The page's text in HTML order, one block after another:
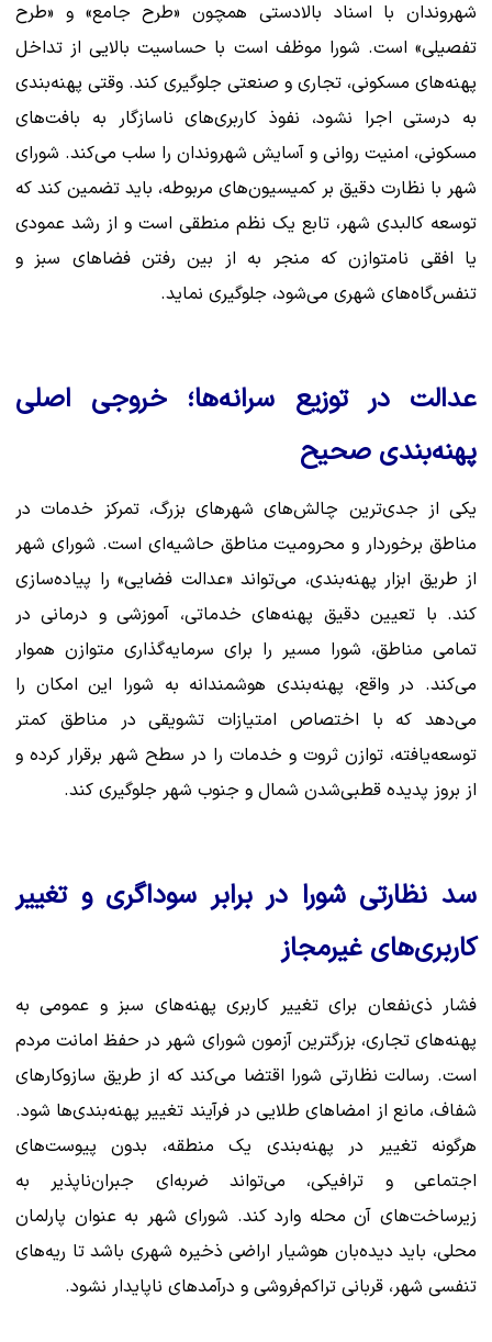
شهروندان با اسناد بالادستی همچون «طرح جامع» و «طرح
تفصیلی» است. شورا موظف است با حساسیت بالایی از تداخل
پهنه‌های مسکونی، تجاری و صنعتی جلوگیری کند. وقتی پهنه‌بندی
به درستی اجرا نشود، نفوذ کاربری‌های ناسازگار به بافت‌های
مسکونی، امنیت روانی و آسایش شهروندان را سلب می‌کند. شورای
شهر با نظارت دقیق بر کمیسیون‌های مربوطه، باید تضمین کند که
توسعه کالبدی شهر، تابع یک نظم منطقی است و از رشد عمودی
یا افقی نامتوازن که منجر به از بین رفتن فضاهای سبز و
تنفس‌‌گاه‌های شهری می‌شود، جلوگیری نماید.
عدالت در توزیع سرانه‌ها؛ خروجی اصلی
پهنه‌بندی صحیح
یکی از جدی‌ترین چالش‌های شهرهای بزرگ، تمرکز خدمات در
مناطق برخوردار و محرومیت مناطق حاشیه‌ای است. شورای شهر
از طریق ابزار پهنه‌بندی، می‌تواند «عدالت فضایی» را پیاده‌سازی
کند. با تعیین دقیق پهنه‌های خدماتی، آموزشی و درمانی در
تمامی مناطق، شورا مسیر را برای سرمایه‌گذاری متوازن هموار
می‌کند. در واقع، پهنه‌بندی هوشمندانه به شورا این امکان را
می‌دهد که با اختصاص امتیازات تشویقی در مناطق کمتر
توسعه‌یافته، توازن ثروت و خدمات را در سطح شهر برقرار کرده و
از بروز پدیده قطبی‌شدن شمال و جنوب شهر جلوگیری کند.
سد نظارتی شورا در برابر سوداگری و تغییر
کاربری‌های غیرمجاز
فشار ذی‌نفعان برای تغییر کاربری پهنه‌های سبز و عمومی به
پهنه‌های تجاری، بزرگترین آزمون شورای شهر در حفظ امانت مردم
است. رسالت نظارتی شورا اقتضا می‌کند که از طریق سازوکارهای
شفاف، مانع از امضاهای طلایی در فرآیند تغییر پهنه‌بندی‌ها شود.
هرگونه تغییر در پهنه‌بندی یک منطقه، بدون پیوست‌های
اجتماعی و ترافیکی، می‌تواند ضربه‌ای جبران‌ناپذیر به
زیرساخت‌های آن محله وارد کند. شورای شهر به عنوان پارلمان
محلی، باید دیده‌بان هوشیار اراضی ذخیره شهری باشد تا ریه‌های
تنفسی شهر، قربانی تراکم‌فروشی و درآمدهای ناپایدار نشود.